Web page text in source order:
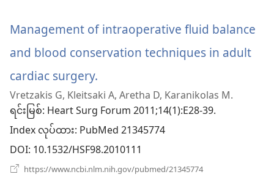
တယ်)
င့်
နေ
ပါ
တယ်)
Management of intraoperative fluid balance
and blood conservation techniques in adult
cardiac surgery.
အသစ်
ဖွ
င့်
နေ
Vretzakis G, Kleitsaki A, Aretha D, Karanikolas M.
ရင်းမြစ်‎: Heart Surg Forum 2011;14(1):E28-39.
Index လုပ်ထား‎: PubMed 21345774
DOI‎: 10.1532/HSF98.2010111
https://www.ncbi.nlm.nih.gov/pubmed/21345774